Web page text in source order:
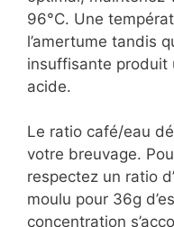
La fraîcheur du
déterminant.
idéalement dans
à l’abri de la
avant l’extraction
arômes volatils.
La température